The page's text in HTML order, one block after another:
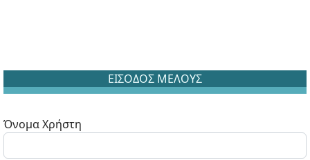
ΕΙΣΟΔΟΣ ΜΕΛΟΥΣ
Όνομα Χρήστη